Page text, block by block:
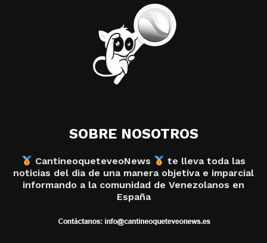
SOBRE NOSOTROS
CantineoqueteveoNews
te lleva toda las
noticias del dia de una manera objetiva e imparcial
informando a la comunidad de Venezolanos en
España